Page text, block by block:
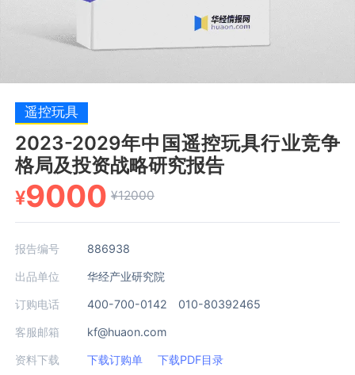
遥控玩具
2023-2029年中国遥控玩具行业竞争
格局及投资战略研究报告
¥9000 ¥12000
报告编号 886938
出品单位 华经产业研究院
订购电话 400-700-0142 010-80392465
客服邮箱 kf@huaon.com
资料下载 下载订购单 下载PDF目录